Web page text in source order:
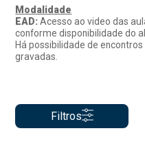
Modalidade
EAD:Acesso ao video das
conforme disponibilidade do
Há possibilidade de
gravadas.
Filtros